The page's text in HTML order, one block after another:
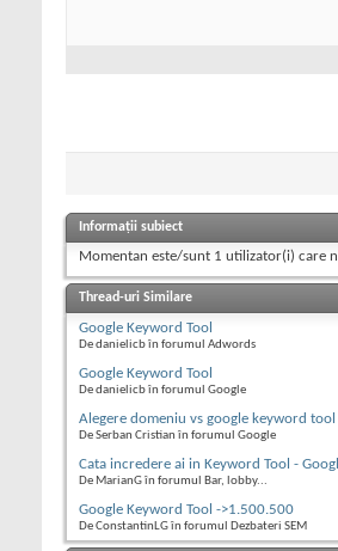
Informații subiect
Momentan este/sunt 1 utilizator(i) care
Thread-uri Similare
Google Keyword Tool
De danielicb în forumul Adwords
Google Keyword Tool
De danielicb în forumul Google
Alegere domeniu vs google keyword tool
De Serban Cristian în forumul Google
Cata incredere ai in Keyword Tool -
De MarianG în forumul Bar, lobby...
Google Keyword Tool ->1.500.500
De ConstantinLG în forumul Dezbateri SEM